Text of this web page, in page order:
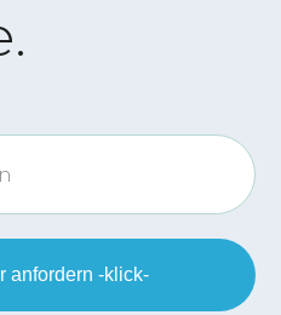
anfordern -klick-